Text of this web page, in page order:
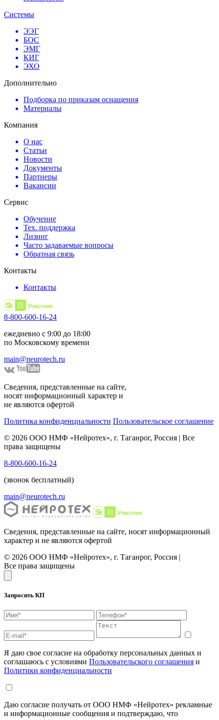
Системы
ЭЭГ
БОС
ЭМГ
КИГ
ЭХО
Дополнительно
Подборка по приказам оснащения
Материалы
Компания
О нас
Статьи
Новости
Документы
Партнеры
Вакансии
Сервис
Обучение
Тех. поддержка
Лизинг
Часто задаваемые вопросы
Обратная связь
Контакты
Контакты
8-800-600-16-24
ежедневно с 9:00 до 18:00
по Московскому времени
main@neurotech.ru
Сведения, представленные на сайте,
носят информационный характер и
не являются офертой
Политика конфиденциальности Пользовательское соглашение
© 2026 ООО НМФ «Нейротех», г. Таганрог, Россия | Все
права защищены
8-800-600-16-24
(звонок бесплатный)
main@neurotech.ru
Сведения, представленные на сайте, носят информационный
характер и не являются офертой
© 2026 ООО НМФ «Нейротех», г. Таганрог, Россия |
Все права защищены
Запросить КП
Я даю свое согласие на обработку персональных данных и
соглашаюсь с условиями Пользовательского соглашения и
Политики конфиденциальности
Даю согласие получать от ООО НМФ «Нейротех» рекламные
и информационные сообщения и подтверждаю, что